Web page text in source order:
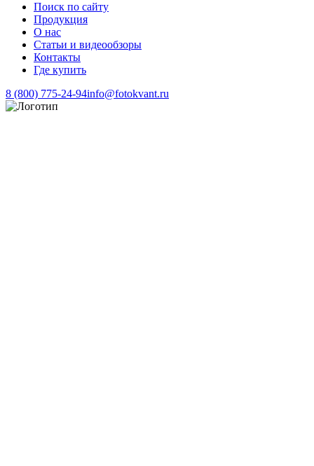
Поиск по сайту
Продукция
О нас
Статьи и видеообзоры
Контакты
Где купить
8 (800) 775-24-94info@fotokvant.ru